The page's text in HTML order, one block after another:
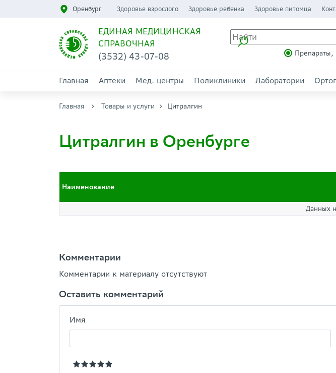
Оренбург Здоровье взрослого Здоровье ребенка Здоровье питомца
ЕДИНАЯ МЕДИЦИНСКАЯ
СПРАВОЧНАЯ
(3532) 43-07-08
Главная Аптеки Мед. центры Поликлиники Лаборатории
Главная Товары и услуги Цитралгин
Цитралгин в Оренбурге
Наименование
Данных
Комментарии
Комментарии к материалу отсутствуют
Оставить комментарий
Имя